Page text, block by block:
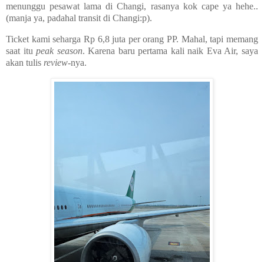
menunggu pesawat lama di Changi, rasanya kok cape ya hehe..
(manja ya, padahal transit di Changi:p).
Ticket kami seharga Rp 6,8 juta per orang PP. Mahal, tapi memang
saat itupeak season. Karena baru pertama kali naik Eva Air, saya
akan tulis review-nya.